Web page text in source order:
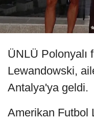
ÜNLÜ Polonyalı
Lewandowski,
Antalya'ya geldi.
Amerikan Futbol